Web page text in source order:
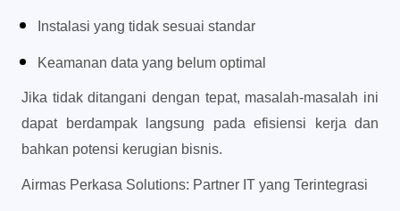
Instalasi yang tidak sesuai standar
Keamanan data yang belum optimal
Jika tidak ditangani dengan tepat, masalah-masalah ini
dapat berdampak langsung pada efisiensi kerja dan
bahkan potensi kerugian bisnis.
Airmas Perkasa Solutions: Partner IT yang Terintegrasi